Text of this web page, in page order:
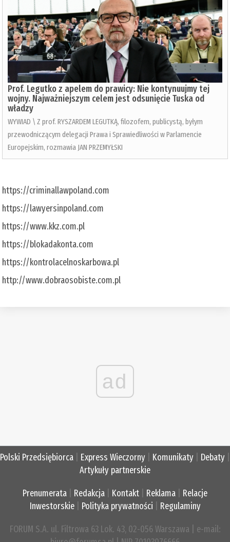
Prof. Legutko z apelem do prawicy: Nie kontynuujmy tej
wojny. Najważniejszym celem jest odsunięcie Tuska od
władzy
WYWIAD \ Z prof. RYSZARDEM LEGUTKĄ, filozofem, publicystą, byłym
przewodniczącym delegacji Prawa i Sprawiedliwości w Parlamencie
Europejskim, rozmawia JAN PRZEMYŁSKI
https://criminallawpoland.com
https://lawyersinpoland.com
https://www.kkz.com.pl
https://blokadakonta.com
https://kontrolacelnoskarbowa.pl
http://www.dobraosobiste.com.pl
ad
Polski Przedsiębiorca Express Wieczorny Komunikaty Debaty
Artykuły partnerskie
Prenumerata Redakcja Kontakt Reklama
Relacje
Inwestorskie| Polityka prywatności Regulaminy
FORUM S.A. ul. Filtrowa 63 Lok. 43, 02-056 Warszawa | e-mail: